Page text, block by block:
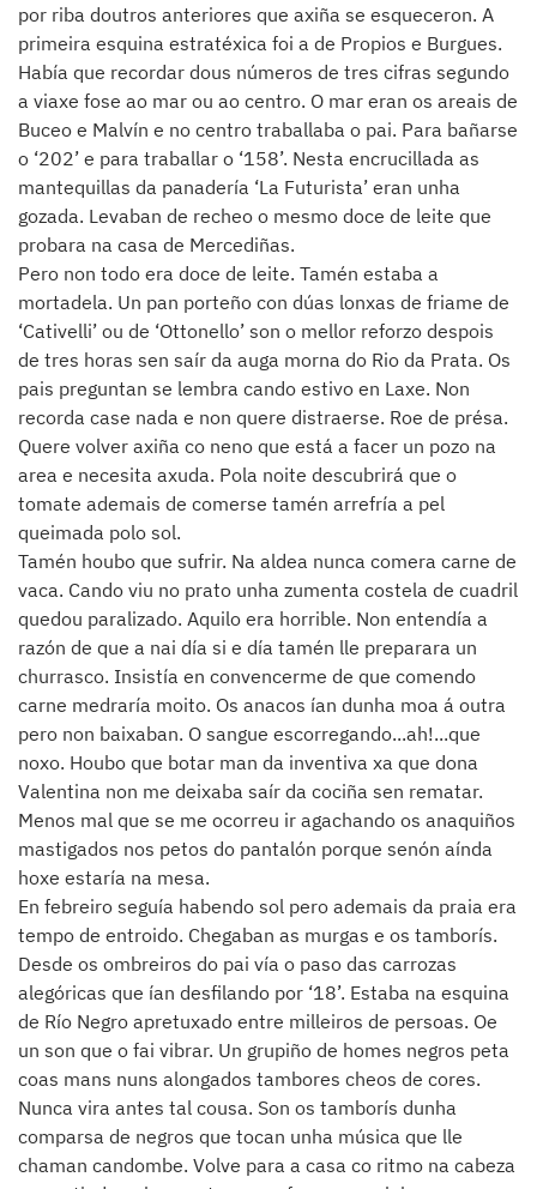
por riba doutros anteriores que axiña se esqueceron. A
primeira esquina estratéxica foi a de Propios e Burgues.
Había que recordar dous números de tres cifras segundo
a viaxe fose ao mar ou ao centro. O mar eran os areais de
Buceo e Malvín e no centro traballaba o pai. Para bañarse
o ‘202’ e para traballar o ‘158’. Nesta encrucillada as
mantequillas da panadería ‘La Futurista’ eran unha
gozada. Levaban de recheo o mesmo doce de leite que
probara na casa de Mercediñas.
Pero non todo era doce de leite. Tamén estaba a
mortadela. Un pan porteño con dúas lonxas de friame de
‘Cativelli’ ou de ‘Ottonello’ son o mellor reforzo despois
de tres horas sen saír da auga morna do Rio da Prata. Os
pais preguntan se lembra cando estivo en Laxe. Non
recorda case nada e non quere distraerse. Roe de présa.
Quere volver axiña co neno que está a facer un pozo na
area e necesita axuda. Pola noite descubrirá que o
tomate ademais de comerse tamén arrefría a pel
queimada polo sol.
Tamén houbo que sufrir. Na aldea nunca comera carne de
vaca. Cando viu no prato unha zumenta costela de cuadril
quedou paralizado. Aquilo era horrible. Non entendía a
razón de que a nai día si e día tamén lle preparara un
churrasco. Insistía en convencerme de que comendo
carne medraría moito. Os anacos ían dunha moa á outra
pero non baixaban. O sangue escorregando...ah!...que
noxo. Houbo que botar man da inventiva xa que dona
Valentina non me deixaba saír da cociña sen rematar.
Menos mal que se me ocorreu ir agachando os anaquiños
mastigados nos petos do pantalón porque senón aínda
hoxe estaría na mesa.
En febreiro seguía habendo sol pero ademais da praia era
tempo de entroido. Chegaban as murgas e os tamborís.
Desde os ombreiros do pai vía o paso das carrozas
alegóricas que ían desfilando por ‘18’. Estaba na esquina
de Río Negro apretuxado entre milleiros de persoas. Oe
un son que o fai vibrar. Un grupiño de homes negros peta
coas mans nuns alongados tambores cheos de cores.
Nunca vira antes tal cousa. Son os tamborís dunha
comparsa de negros que tocan unha música que lle
chaman candombe. Volve para a casa co ritmo na cabeza